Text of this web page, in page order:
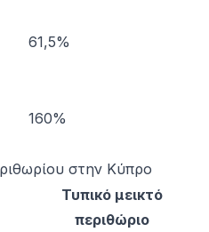
61,5%
160%
στην Κύπρο
Τυπικό μεικτό
περιθώριο